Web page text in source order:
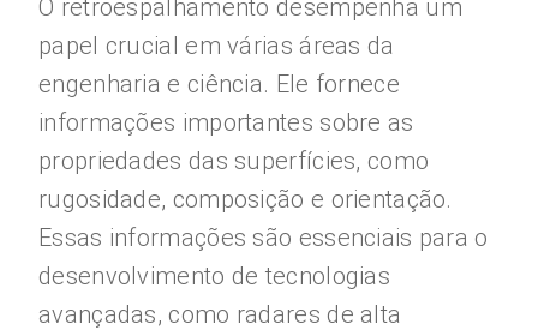
O retroespalhamento desempenha um
papel crucial em várias áreas da
engenharia e ciência. Ele fornece
informações importantes sobre as
propriedades das superfícies, como
rugosidade, composição e orientação.
Essas informações são essenciais para o
desenvolvimento de tecnologias
avançadas, como radares de alta